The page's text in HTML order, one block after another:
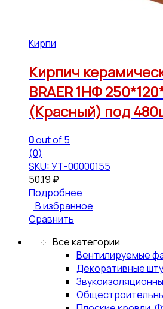
Кирпич BRAER
Кирпич
BRAER 1НФ
(Красный) под
0out of 5
(0)
SKU: УТ-00000155
50.19 ₽
Подробнее
В избранное
Сравнить
Все категории
Вентилируемые
Декоративные